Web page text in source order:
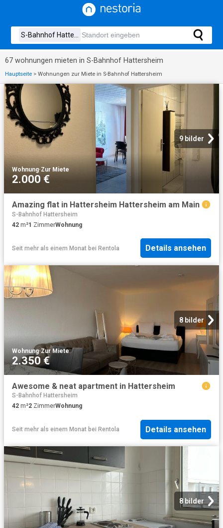
67 wohnungen mieten in S-Bahnhof Hattersheim
Hauptseite > Wohnungen zur Miete in S-Bahnhof Hattersheim
9 bilder
Wohnung·Zur Miete
2.000 €
Amazing flat in Hattersheim Hattersheim am Main
S-Bahnhof Hattersheim
42 m²1 ZimmerWohnung
Seit mehr als einem Monat bei Rentola Details ansehen
8 bilder
Wohnung·Zur Miete
2.350 €
Awesome & neat apartment in Hattersheim
S-Bahnhof Hattersheim
42 m²2 ZimmerWohnung
Seit mehr als einem Monat bei Rentola Details ansehen
8 bilder